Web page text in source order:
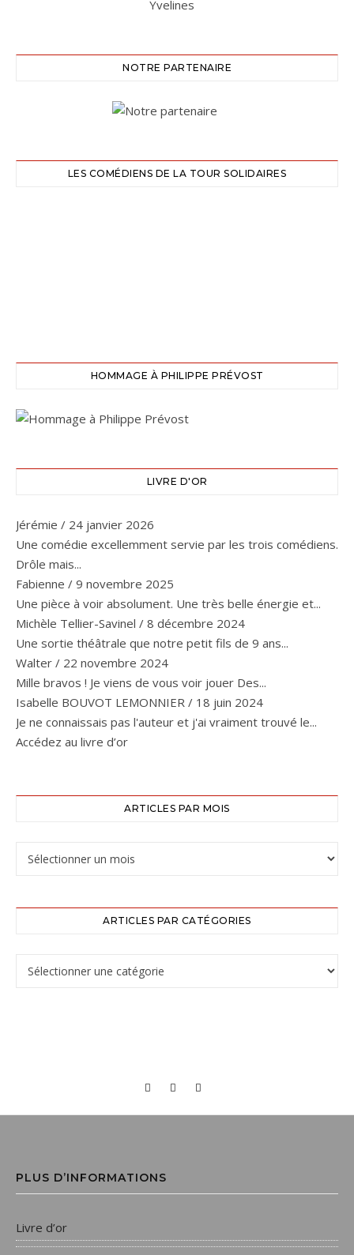
NOTRE PARTENAIRE
LES COMÉDIENS DE LA TOUR SOLIDAIRES
HOMMAGE À PHILIPPE PRÉVOST
LIVRE D'OR
Jérémie / 24 janvier 2026
Une comédie excellemment servie par les trois comédiens.
Drôle mais...
Fabienne / 9 novembre 2025
Une pièce à voir absolument. Une très belle énergie et...
Michèle Tellier-Savinel / 8 décembre 2024
Une sortie théâtrale que notre petit fils de 9 ans...
Walter / 22 novembre 2024
Mille bravos ! Je viens de vous voir jouer Des...
Isabelle BOUVOT LEMONNIER / 18 juin 2024
Je ne connaissais pas l'auteur et j'ai vraiment trouvé le...
Accédez au livre d’or
ARTICLES PAR MOIS
ARTICLES PAR CATÉGORIES
PLUS D’INFORMATIONS
Livre d’or